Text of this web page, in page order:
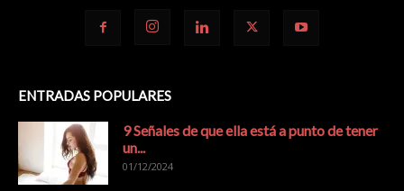
ENTRADAS POPULARES
9 Señales de que ella está a punto de tener
un...
01/12/2024